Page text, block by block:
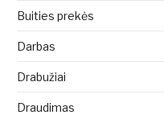
Buities prekės
Darbas
Drabužiai
Draudimas